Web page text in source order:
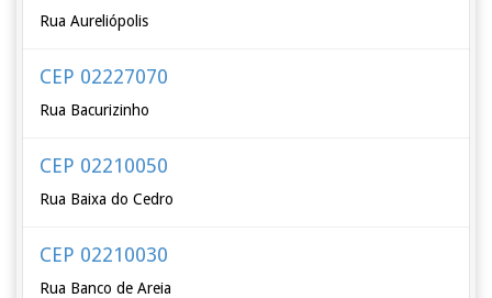
Rua Aureliópolis
CEP 02227070
Rua Bacurizinho
CEP 02210050
Rua Baixa do Cedro
CEP 02210030
Rua Banco de Areia